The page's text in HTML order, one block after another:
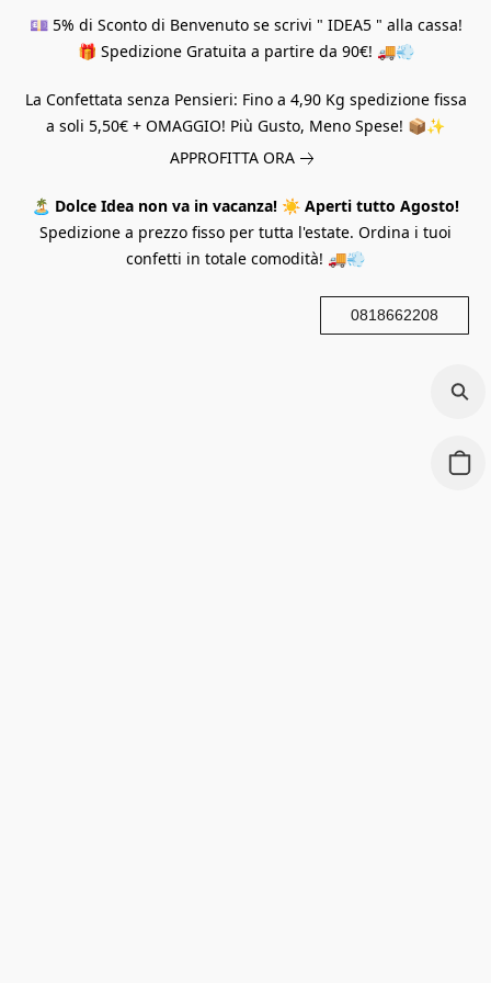
💷 5% di Sconto di Benvenuto se scrivi " IDEA5 " alla cassa!
🎁 Spedizione Gratuita a partire da 90€! 🚚💨
La Confettata senza Pensieri: Fino a 4,90 Kg spedizione fissa
a soli 5,50€ + OMAGGIO! Più Gusto, Meno Spese! 📦✨
APPROFITTA ORA
🏝️ Dolce Idea non va in vacanza! ☀️ Aperti tutto Agosto!
Spedizione a prezzo fisso per tutta l'estate. Ordina i tuoi
confetti in totale comodità! 🚚💨
0818662208